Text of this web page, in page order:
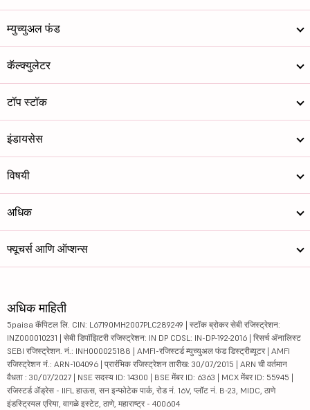
म्युच्युअल फंड
कॅल्क्युलेटर
टॉप स्टॉक
इंडायसेस
विषयी
अधिक
फ्यूचर्स आणि ऑप्शन्स
अधिक माहिती
5paisa कॅपिटल लि. CIN: L67190MH2007PLC289249 | स्टॉक ब्रोकर सेबी रजिस्ट्रेशन:
INZ000010231 | सेबी डिपॉझिटरी रजिस्ट्रेशन: IN DP CDSL: IN-DP-192-2016 | रिसर्च ॲनालिस्ट
SEBI रजिस्ट्रेशन. नं.: INH000025188 | AMFI-रजिस्टर्ड म्युच्युअल फंड डिस्ट्रीब्यूटर | AMFI
रजिस्ट्रेशन नं.: ARN-104096 | प्रारंभिक रजिस्ट्रेशन तारीख: 30/07/2015 | ARN ची वर्तमान
वैधता : 30/07/2027 | NSE सदस्य ID: 14300 | BSE मेंबर ID: 6363 | MCX मेंबर ID: 55945 |
रजिस्टर्ड ॲड्रेस - IIFL हाऊस, सन इन्फोटेक पार्क, रोड नं. 16V, प्लॉट नं. B-23, MIDC, ठाणे
इंडस्ट्रियल एरिया, वागळे इस्टेट, ठाणे, महाराष्ट्र - 400604